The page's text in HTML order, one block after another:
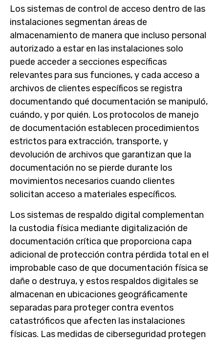
Los sistemas de control de acceso dentro de las
instalaciones segmentan áreas de
almacenamiento de manera que incluso personal
autorizado a estar en las instalaciones solo
puede acceder a secciones específicas
relevantes para sus funciones, y cada acceso a
archivos de clientes específicos se registra
documentando qué documentación se manipuló,
cuándo, y por quién. Los protocolos de manejo
de documentación establecen procedimientos
estrictos para extracción, transporte, y
devolución de archivos que garantizan que la
documentación no se pierde durante los
movimientos necesarios cuando clientes
solicitan acceso a materiales específicos.
Los sistemas de respaldo digital complementan
la custodia física mediante digitalización de
documentación crítica que proporciona capa
adicional de protección contra pérdida total en el
improbable caso de que documentación física se
dañe o destruya, y estos respaldos digitales se
almacenan en ubicaciones geográficamente
separadas para proteger contra eventos
catastróficos que afecten las instalaciones
físicas. Las medidas de ciberseguridad protegen